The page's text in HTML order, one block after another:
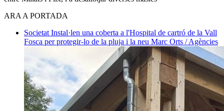
ARA A PORTADA
Societat Instal·len una coberta a l'Hospital de cartró de la Vall
Fosca per protegir-lo de la pluja i la neu Marc Orts / Agències